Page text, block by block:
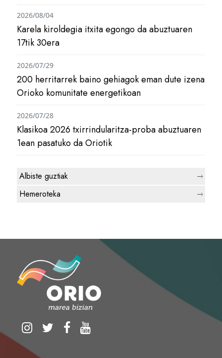
Karela kiroldegia itxita egongo da abuztuaren
17tik 30era
2026/08/04
200 herritarrek baino gehiagok eman dute izena
Orioko komunitate energetikoan
2026/07/29
Klasikoa 2026 txirrindularitza-proba abuztuaren
1ean pasatuko da Oriotik
2026/07/28
Albiste guztiak
Hemeroteka